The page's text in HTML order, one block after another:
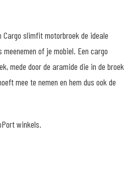
slimfit motorbroek de ideale
of je mobiel. Een cargo
mede door de aramide die in de broek
mee te nemen en hem dus ook de
winkels.